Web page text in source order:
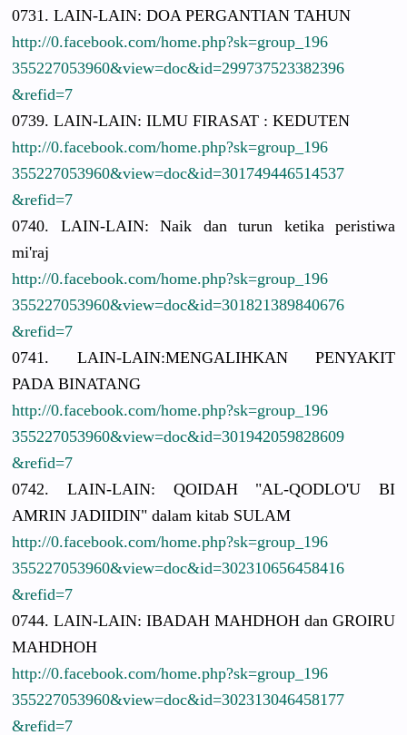
0731. LAIN-LAIN: DOA PERGANTIAN TAHUN
http://0.facebook.com/home.php?sk=group_196
355227053960&view=doc&id=299737523382396
&refid=7
0739. LAIN-LAIN: ILMU FIRASAT : KEDUTEN
http://0.facebook.com/home.php?sk=group_196
355227053960&view=doc&id=301749446514537
&refid=7
0740. LAIN-LAIN: Naik dan turun ketika peristiwa
mi'raj
http://0.facebook.com/home.php?sk=group_196
355227053960&view=doc&id=301821389840676
&refid=7
0741. LAIN-LAIN:MENGALIHKAN PENYAKIT
PADA BINATANG
http://0.facebook.com/home.php?sk=group_196
355227053960&view=doc&id=301942059828609
&refid=7
0742. LAIN-LAIN: QOIDAH "AL-QODLO'U BI
AMRIN JADIIDIN" dalam kitab SULAM
http://0.facebook.com/home.php?sk=group_196
355227053960&view=doc&id=302310656458416
&refid=7
0744. LAIN-LAIN: IBADAH MAHDHOH dan GROIRU
MAHDHOH
http://0.facebook.com/home.php?sk=group_196
355227053960&view=doc&id=302313046458177
&refid=7